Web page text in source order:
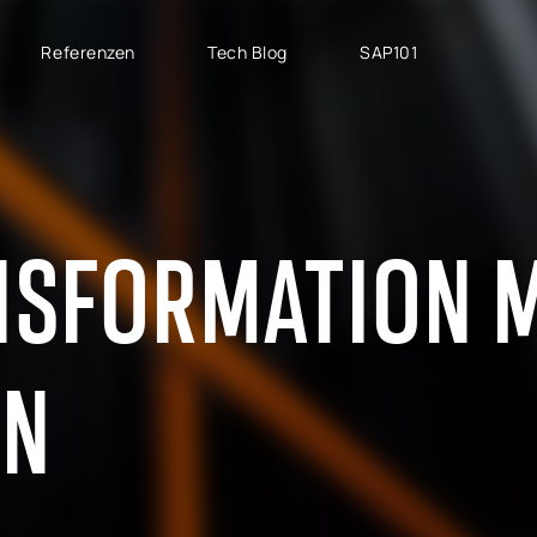
PROJEKTTYPEN
SAP Implementierung
SAP Development
SAP Rollout Projekte
SAP Support
SAP S/4HANA Public
Cloud
SAP S/4HANA Private
Cloud
RISE with SAP
GROW with SAP
Referenzen Tech Blog SAP101